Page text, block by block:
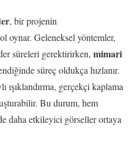
, bir projenin
oynar. Geleneksel yöntemler,
süreleri gerektirirken, mimari
süreç oldukça hızlanır.
ışıklandırma, gerçekçi kaplama
Bu durum, hem
daha etkileyici görseller ortaya